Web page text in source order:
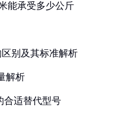
能承受多少公斤
别及其标准解析
解析
合适替代型号